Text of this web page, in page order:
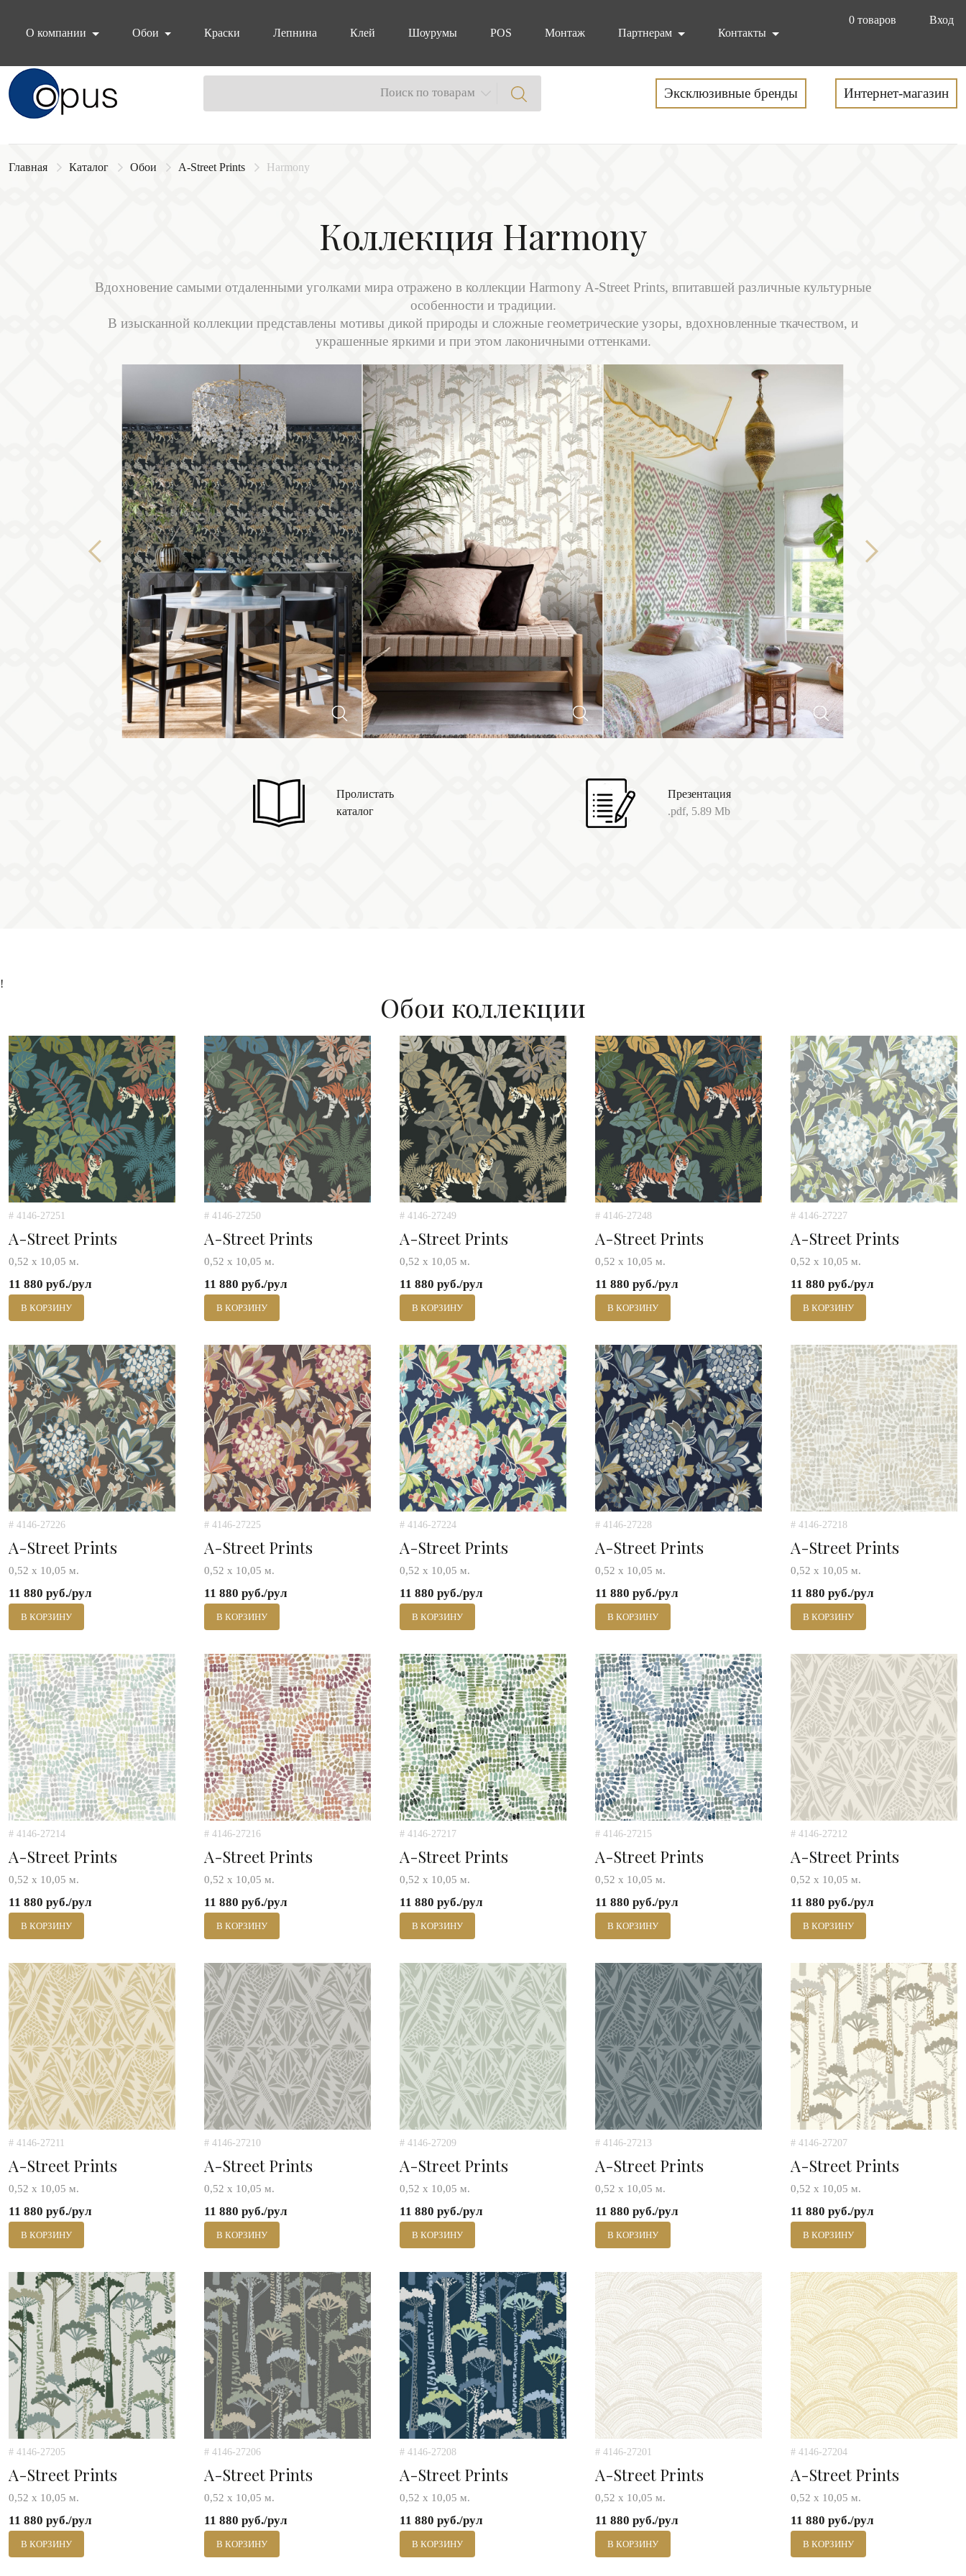
0 товаров
Вход
О компании
Обои Краски Лепнина Клей Шоурумы POS Монтаж Партнерам Контакты
Блок поиска Поиск по товарам Эксклюзивные бренды Интернет-магазин
Главная Каталог Обои A-Street Prints Harmony
Коллекция Harmony
Вдохновение самыми отдаленными уголками мира отражено в коллекции Harmony A-Street Prints, впитавшей различные культурные
особенности и традиции.
В изысканной коллекции представлены мотивы дикой природы и сложные геометрические узоры, вдохновленные ткачеством, и
украшенные яркими и при этом лаконичными оттенками.
Previous
Next
Пролистать
каталог
Презентация
.pdf, 5.89 Mb
!
Обои коллекции
# 4146-27251
A-Street Prints
0,52 х 10,05 м.
11 880 руб./рул
В КОРЗИНУ
# 4146-27250
A-Street Prints
0,52 х 10,05 м.
11 880 руб./рул
В КОРЗИНУ
# 4146-27249
A-Street Prints
0,52 х 10,05 м.
11 880 руб./рул
В КОРЗИНУ
# 4146-27248
A-Street Prints
0,52 х 10,05 м.
11 880 руб./рул
В КОРЗИНУ
# 4146-27227
A-Street Prints
0,52 х 10,05 м.
11 880 руб./рул
В КОРЗИНУ
# 4146-27226
A-Street Prints
0,52 х 10,05 м.
11 880 руб./рул
В КОРЗИНУ
# 4146-27225
A-Street Prints
0,52 х 10,05 м.
11 880 руб./рул
В КОРЗИНУ
# 4146-27224
A-Street Prints
0,52 х 10,05 м.
11 880 руб./рул
В КОРЗИНУ
# 4146-27228
A-Street Prints
0,52 х 10,05 м.
11 880 руб./рул
В КОРЗИНУ
# 4146-27218
A-Street Prints
0,52 х 10,05 м.
11 880 руб./рул
В КОРЗИНУ
# 4146-27214
A-Street Prints
0,52 х 10,05 м.
11 880 руб./рул
В КОРЗИНУ
# 4146-27216
A-Street Prints
0,52 х 10,05 м.
11 880 руб./рул
В КОРЗИНУ
# 4146-27217
A-Street Prints
0,52 х 10,05 м.
11 880 руб./рул
В КОРЗИНУ
# 4146-27215
A-Street Prints
0,52 х 10,05 м.
11 880 руб./рул
В КОРЗИНУ
# 4146-27212
A-Street Prints
0,52 х 10,05 м.
11 880 руб./рул
В КОРЗИНУ
# 4146-27211
A-Street Prints
0,52 х 10,05 м.
11 880 руб./рул
В КОРЗИНУ
# 4146-27210
A-Street Prints
0,52 х 10,05 м.
11 880 руб./рул
В КОРЗИНУ
# 4146-27209
A-Street Prints
0,52 х 10,05 м.
11 880 руб./рул
В КОРЗИНУ
# 4146-27213
A-Street Prints
0,52 х 10,05 м.
11 880 руб./рул
В КОРЗИНУ
# 4146-27207
A-Street Prints
0,52 х 10,05 м.
11 880 руб./рул
В КОРЗИНУ
# 4146-27205
A-Street Prints
0,52 х 10,05 м.
11 880 руб./рул
В КОРЗИНУ
# 4146-27206
A-Street Prints
0,52 х 10,05 м.
11 880 руб./рул
В КОРЗИНУ
# 4146-27208
A-Street Prints
0,52 х 10,05 м.
11 880 руб./рул
В КОРЗИНУ
# 4146-27201
A-Street Prints
0,52 х 10,05 м.
11 880 руб./рул
В КОРЗИНУ
# 4146-27204
A-Street Prints
0,52 х 10,05 м.
11 880 руб./рул
В КОРЗИНУ